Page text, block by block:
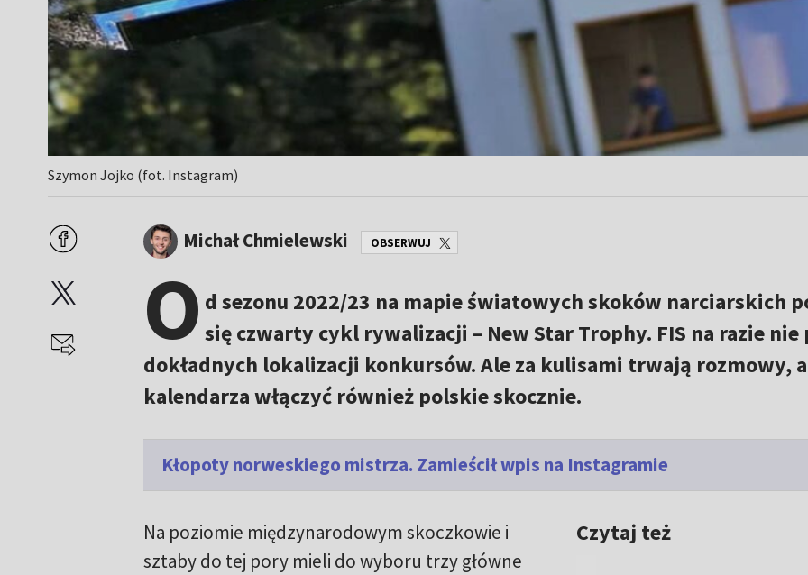
Szymon Jojko (fot. Instagram)
Michał Chmielewski OBSERWUJ
O d sezonu 2022/23 na mapie światowych skoków narciarskich
się czwarty cykl rywalizacji – New Star Trophy. FIS na razie nie
dokładnych lokalizacji konkursów. Ale za kulisami trwają rozmowy,
kalendarza włączyć również polskie skocznie.
Kłopoty norweskiego mistrza. Zamieścił wpis na Instagramie
Czytaj też
Na poziomie międzynarodowym skoczkowie i
sztaby do tej pory mieli do wyboru trzy główne